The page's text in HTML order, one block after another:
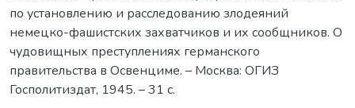
по установлению и расследованию злодеяний
немецко-фашистских захватчиков и их сообщников. О
чудовищных преступлениях германского
правительства в Освенциме. – Москва: ОГИЗ
Госполитиздат, 1945. – 31 с.